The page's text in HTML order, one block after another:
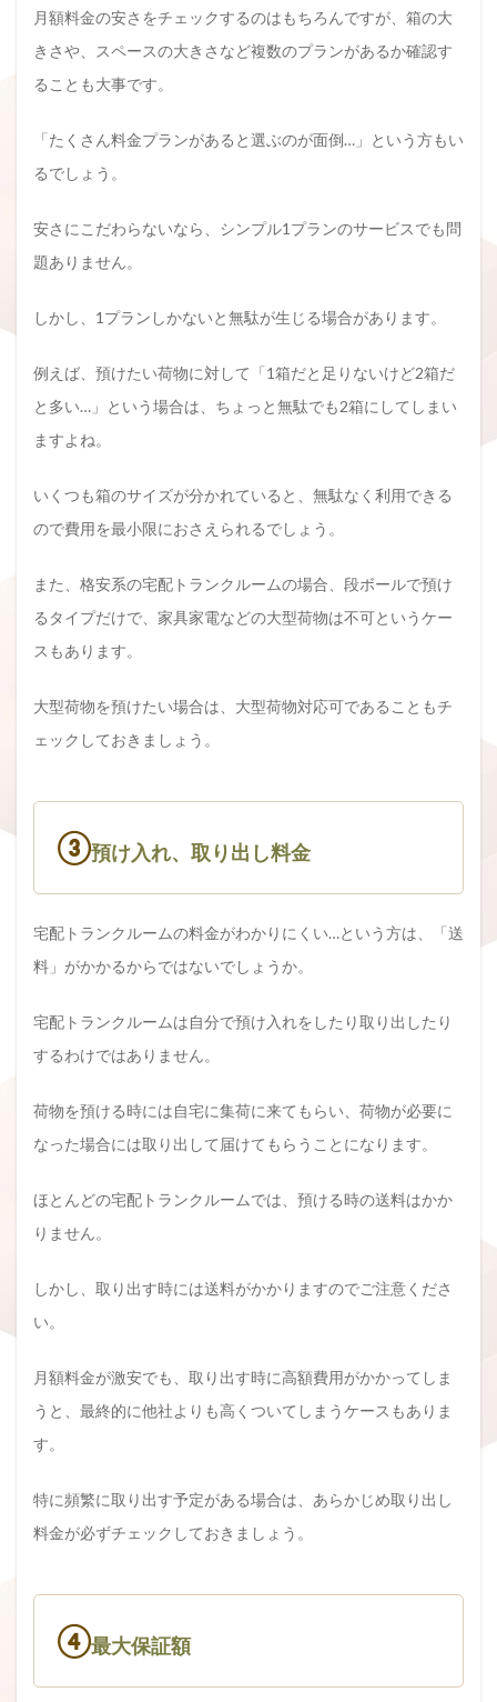
月額料金の安さをチェックするのはもちろんですが、箱の大
きさや、スペースの大きさなど複数のプランがあるか確認す
ることも大事です。
「たくさん料金プランがあると選ぶのが面倒…」という方もい
るでしょう。
安さにこだわらないなら、シンプル1プランのサービスでも問
題ありません。
しかし、1プランしかないと無駄が生じる場合があります。
例えば、預けたい荷物に対して「1箱だと足りないけど2箱だ
と多い…」という場合は、ちょっと無駄でも2箱にしてしまい
ますよね。
いくつも箱のサイズが分かれていると、無駄なく利用できる
ので費用を最小限におさえられるでしょう。
また、格安系の宅配トランクルームの場合、段ボールで預け
るタイプだけで、家具家電などの大型荷物は不可というケー
スもあります。
大型荷物を預けたい場合は、大型荷物対応可であることもチ
ェックしておきましょう。
③預け入れ、取り出し料金
宅配トランクルームの料金がわかりにくい…という方は、「送
料」がかかるからではないでしょうか。
宅配トランクルームは自分で預け入れをしたり取り出したり
するわけではありません。
荷物を預ける時には自宅に集荷に来てもらい、荷物が必要に
なった場合には取り出して届けてもらうことになります。
ほとんどの宅配トランクルームでは、預ける時の送料はかか
りません。
しかし、取り出す時には送料がかかりますのでご注意くださ
い。
月額料金が激安でも、取り出す時に高額費用がかかってしま
うと、最終的に他社よりも高くついてしまうケースもありま
す。
特に頻繁に取り出す予定がある場合は、あらかじめ取り出し
料金が必ずチェックしておきましょう。
④最大保証額